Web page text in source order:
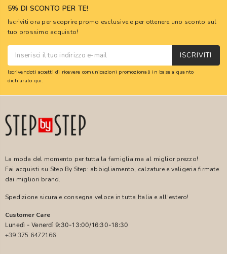
5% DI SCONTO PER TE!
Iscriviti ora per scoprire promo esclusive e per ottenere uno sconto sul
tuo prossimo acquisto!
ISCRIVITI
Iscrivendoti accetti di ricevere comunicazioni promozionali in base a quanto
dichiarato qui.
La moda del momento per tutta la famiglia ma al miglior prezzo!
Fai acquisti su Step By Step: abbigliamento, calzature e valigeria firmate
dai migliori brand.
Spedizione sicura e consegna veloce in tutta Italia e all'estero!
Customer Care
Lunedì - Venerdì 9:30-13:00/16:30-18:30
+39 375 6472166